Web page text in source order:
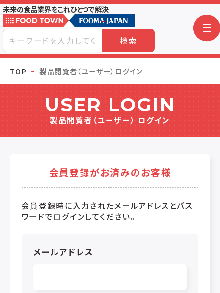
未来の食品業界をこれひとつで解決
検索
TOP 製品閲覧者（ユーザー）ログイン
USER LOGIN
製品閲覧者（ユーザー） ログイン
会員登録がお済みのお客様
会員登録時に入力されたメールアドレスとパス
ワードでログインしてください。
メールアドレス